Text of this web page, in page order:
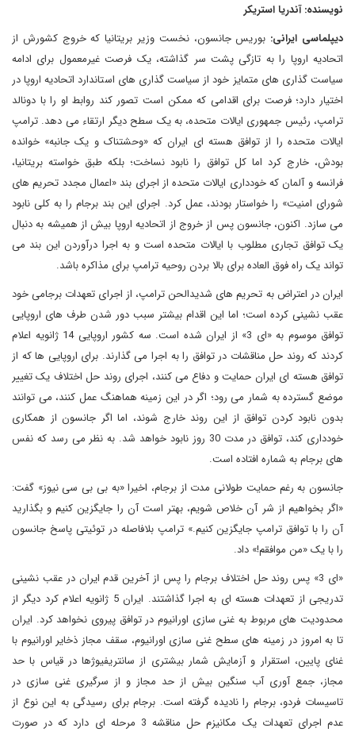
نویسنده: آندریا استریکر
دیپلماسی ایرانی: بوریس جانسون، نخست وزیر بریتانیا که خروج کشورش از
اتحادیه اروپا را به تازگی پشت سر گذاشته، یک فرصت غیرمعمول برای ادامه
سیاست گذاری های متمایز خود از سیاست گذاری های استاندارد اتحادیه اروپا در
اختیار دارد؛ فرصت برای اقدامی که ممکن است تصور کند روابط او را با دونالد
ترامپ، رئیس جمهوری ایالات متحده، به یک سطح دیگر ارتقاء می دهد. ترامپ
ایالات متحده را از توافق هسته ای ایران که «وحشتناک و یک جانبه» خوانده
بودش، خارج کرد اما کل توافق را نابود نساخت؛ بلکه طبق خواسته بریتانیا،
فرانسه و آلمان که خودداری ایالات متحده از اجرای بند «اعمال مجدد تحریم های
شورای امنیت» را خواستار بودند، عمل کرد. اجرای این بند برجام را به کلی نابود
می سازد. اکنون، جانسون پس از خروج از اتحادیه اروپا بیش از همیشه به دنبال
یک توافق تجاری مطلوب با ایالات متحده است و به اجرا درآوردن این بند می
تواند یک راه فوق العاده برای بالا بردن روحیه ترامپ برای مذاکره باشد.
ایران در اعتراض به تحریم های شدیدالحن ترامپ، از اجرای تعهدات برجامی خود
عقب نشینی کرده است؛ اما این اقدام بیشتر سبب دور شدن طرف های اروپایی
توافق موسوم به «ای 3» از ایران شده است. سه کشور اروپایی 14 ژانویه اعلام
کردند که روند حل مناقشات در توافق را به اجرا می گذارند. برای اروپایی ها که از
توافق هسته ای ایران حمایت و دفاع می کنند، اجرای روند حل اختلاف یک تغییر
موضع گسترده به شمار می رود؛ اگر در این زمینه هماهنگ عمل کنند، می توانند
بدون نابود کردن توافق از این روند خارج شوند، اما اگر جانسون از همکاری
خودداری کند، توافق در مدت 30 روز نابود خواهد شد. به نظر می رسد که نفس
های برجام به شماره افتاده است.
جانسون به رغم حمایت طولانی مدت از برجام، اخیرا «به بی بی سی نیوز» گفت:
«اگر بخواهیم از شر آن خلاص شویم، بهتر است آن را جایگزین کنیم و بگذارید
آن را با توافق ترامپ جایگزین کنیم.» ترامپ بلافاصله در توئیتی پاسخ جانسون
را با یک «من موافقم!» داد.
«ای 3» پس روند حل اختلاف برجام را پس از آخرین قدم ایران در عقب نشینی
تدریجی از تعهدات هسته ای به اجرا گذاشتند. ایران 5 ژانویه اعلام کرد دیگر از
محدودیت های مربوط به غنی سازی اورانیوم در توافق پیروی نخواهد کرد. ایران
تا به امروز در زمینه های سطح غنی سازی اورانیوم، سقف مجاز ذخایر اورانیوم با
غنای پایین، استقرار و آزمایش شمار بیشتری از سانتریفیوژها در قیاس با حد
مجاز، جمع آوری آب سنگین بیش از حد مجاز و از سرگیری غنی سازی در
تاسیسات فردو، برجام را نادیده گرفته است. برجام برای رسیدگی به این نوع از
عدم اجرای تعهدات یک مکانیزم حل مناقشه 3 مرحله ای دارد که در صورت